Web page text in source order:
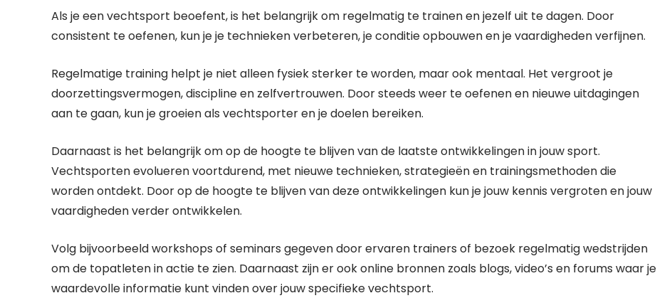
Als je een vechtsport beoefent, is het belangrijk om regelmatig te trainen en jezelf uit te dagen. Door
consistent te oefenen, kun je je technieken verbeteren, je conditie opbouwen en je vaardigheden verfijnen.
Regelmatige training helpt je niet alleen fysiek sterker te worden, maar ook mentaal. Het vergroot je
doorzettingsvermogen, discipline en zelfvertrouwen. Door steeds weer te oefenen en nieuwe uitdagingen
aan te gaan, kun je groeien als vechtsporter en je doelen bereiken.
Daarnaast is het belangrijk om op de hoogte te blijven van de laatste ontwikkelingen in jouw sport.
Vechtsporten evolueren voortdurend, met nieuwe technieken, strategieën en trainingsmethoden die
worden ontdekt. Door op de hoogte te blijven van deze ontwikkelingen kun je jouw kennis vergroten en jouw
vaardigheden verder ontwikkelen.
Volg bijvoorbeeld workshops of seminars gegeven door ervaren trainers of bezoek regelmatig wedstrijden
om de topatleten in actie te zien. Daarnaast zijn er ook online bronnen zoals blogs, video’s en forums waar je
waardevolle informatie kunt vinden over jouw specifieke vechtsport.